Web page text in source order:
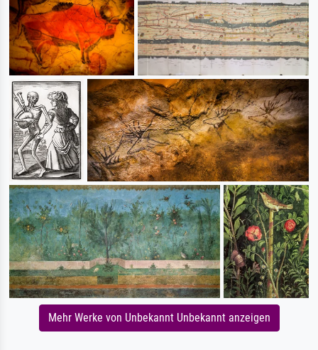
Mehr Werke von Unbekannt Unbekannt anzeigen